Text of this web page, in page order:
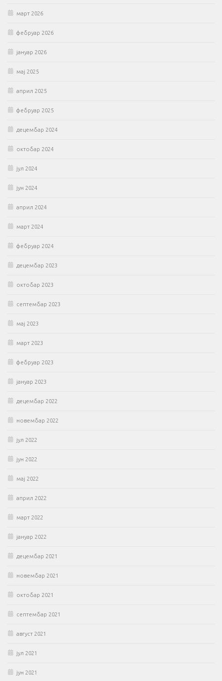
март 2026
фебруар 2026
јануар 2026
мај 2025
април 2025
фебруар 2025
децембар 2024
октобар 2024
јул 2024
јун 2024
април 2024
март 2024
фебруар 2024
децембар 2023
октобар 2023
септембар 2023
мај 2023
март 2023
фебруар 2023
јануар 2023
децембар 2022
новембар 2022
јул 2022
јун 2022
мај 2022
април 2022
март 2022
јануар 2022
децембар 2021
новембар 2021
октобар 2021
септембар 2021
август 2021
јул 2021
јун 2021